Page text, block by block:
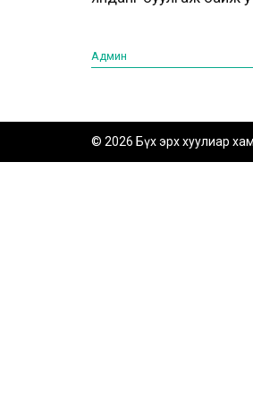
Админ
© 2026 Бүх эрх хуулиар